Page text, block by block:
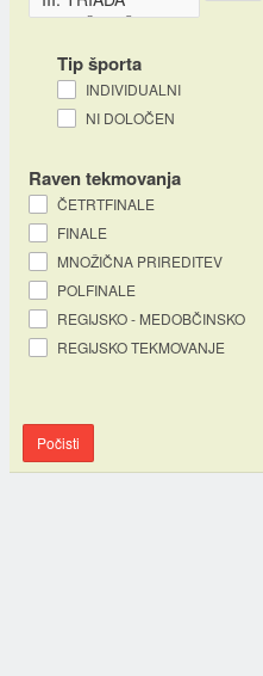
Tip športa
INDIVIDUALNI
NI DOLOČEN
Raven tekmovanja
ČETRTFINALE
FINALE
MNOŽIČNA PRIREDITEV
POLFINALE
REGIJSKO - MEDOBČINSKO
REGIJSKO TEKMOVANJE
Počisti